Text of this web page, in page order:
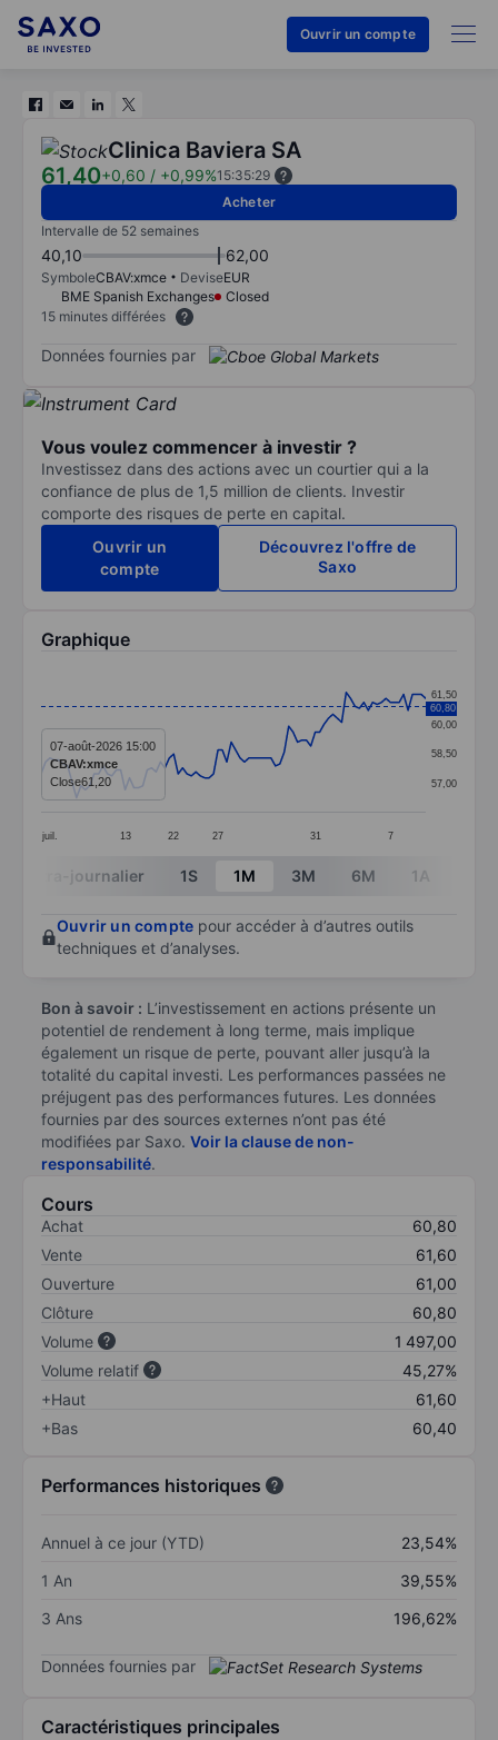
Ouvrir un compte
Clinica Baviera SA
61,40+0,60 / +0,99%15:35:29
Acheter
Intervalle de 52 semaines
40,10 62,00
SymboleCBAV:xmce DeviseEUR
BME Spanish Exchanges
Closed
15 minutes différées
Données fournies par
Vous voulez commencer à investir ?
Investissez dans des actions avec un courtier qui a la
confiance de plus de 1,5 million de clients. Investir
comporte des risques de perte en capital.
Ouvrir un
compte
Découvrez l'offre de
Saxo
Graphique
The chart has 1 X axis displaying categories.
The chart has 1 Y axis displaying values. Data
juil. 13 22 27 31 7
57,00
58,50
60,00
61,50
60,80
07-août-2026 15:00
CBAV:xmce
Close61,20
End of interactive chart.
Intra-journalier 1S 1M 3M 6M 1A
Ouvrir un compte pour accéder à d’autres outils
techniques et d’analyses.
Bon à savoir : L’investissement en actions présente un
potentiel de rendement à long terme, mais implique
également un risque de perte, pouvant aller jusqu’à la
totalité du capital investi. Les performances passées ne
préjugent pas des performances futures. Les données
fournies par des sources externes n’ont pas été
modifiées par Saxo. Voir la clause de non-
responsabilité.
Cours
Achat
60,80
Vente
61,60
Ouverture
61,00
Clôture
60,80
Volume
1 497,00
Volume relatif
45,27%
+Haut
61,60
+Bas
60,40
Performances historiques
Annuel à ce jour (YTD)
23,54%
1 An
39,55%
3 Ans
196,62%
Données fournies par
Caractéristiques principales